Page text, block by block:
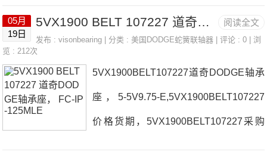
1，SL182211-A-XL#N 4T-596，7311B
5厂家TB-SC-35MP2B-SC-115日本EAS
M-KWP2B-DLMAH-207日本EASE轴承5
-5V9.75-E455345参数5-5V9.75-E45534
5价格,5-5V9.75-E455345采购 热销型号
阅读全文
05月
19日
5VX1900 BELT 107227 道奇DODGE轴承座， FC-IP-125MLE
发布 :visonbearing | 分类 :美国DODGE蛇簧联轴器 | 评论 : 0 | 浏
览 : 212次
5VX1900BELT107227道奇DODGE轴承
座，5-5V9.75-E,5VX1900BELT107227
价格货期，5VX1900BELT107227采购